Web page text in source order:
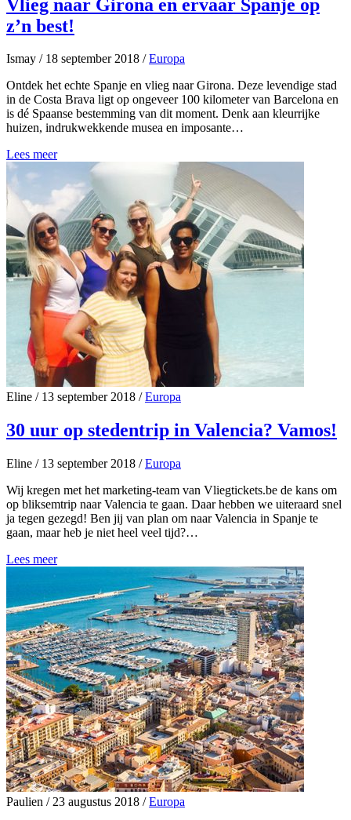
Vlieg naar Girona en ervaar Spanje op
z’n best!
Ismay /18 september 2018 / Europa
Ontdek het echte Spanje en vlieg naar Girona. Deze levendige stad
in de Costa Brava ligt op ongeveer 100 kilometer van Barcelona en
is dé Spaanse bestemming van dit moment. Denk aan kleurrijke
huizen, indrukwekkende musea en imposante…
Lees meer
Eline /13 september 2018 / Europa
30 uur op stedentrip in Valencia? Vamos!
Eline /13 september 2018 / Europa
Wij kregen met het marketing-team van Vliegtickets.be de kans om
op bliksemtrip naar Valencia te gaan. Daar hebben we uiteraard snel
ja tegen gezegd! Ben jij van plan om naar Valencia in Spanje te
gaan, maar heb je niet heel veel tijd?…
Lees meer
Paulien /23 augustus 2018 / Europa